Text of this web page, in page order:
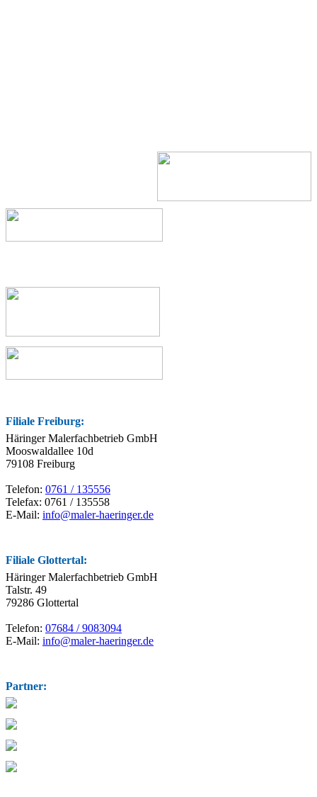
Filiale Freiburg:
Häringer Malerfachbetrieb GmbH
Mooswaldallee 10d
79108 Freiburg
Telefon: 0761 / 135556
Telefax: 0761 / 135558
E-Mail: info@maler-haeringer.de
Filiale Glottertal:
Häringer Malerfachbetrieb GmbH
Talstr. 49
79286 Glottertal
Telefon: 07684 / 9083094
E-Mail: info@maler-haeringer.de
Partner: